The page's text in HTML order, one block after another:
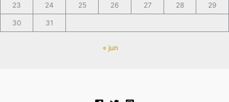
23 24 25 26 27 28 29
30 31
« jun